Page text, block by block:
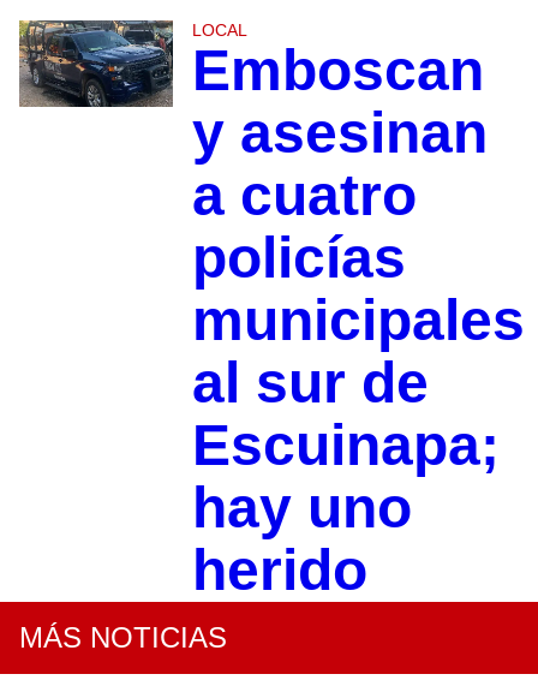
LOCAL
Emboscan
y asesinan
a cuatro
policías
municipales
al sur de
Escuinapa;
hay uno
herido
MÁS NOTICIAS